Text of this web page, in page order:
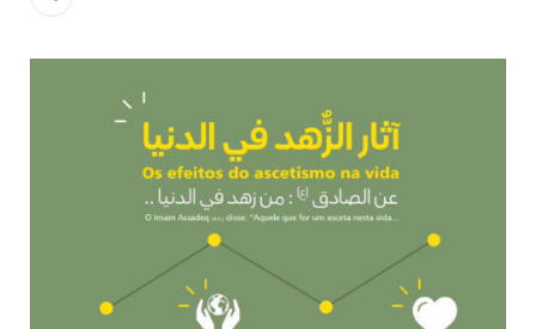
todos os irmãos e irmãs um novo
10 DE NOVEMBRO DE 2013
Falecimento do Imam Ali Ibn Al-Hussein
Em nome de Deus, o Clemente, o Misericordioso! Diante da
data em que relembramos o martírio do quarto Imam dos
muçulmanos, o Imam Ali Ibn Al-Hussein Ibn Ali Ibn Abi Táleb
(A.S.), conhecido por “Zein Al-Ábidin” (Formosura
3 DE JULHO DE 2014